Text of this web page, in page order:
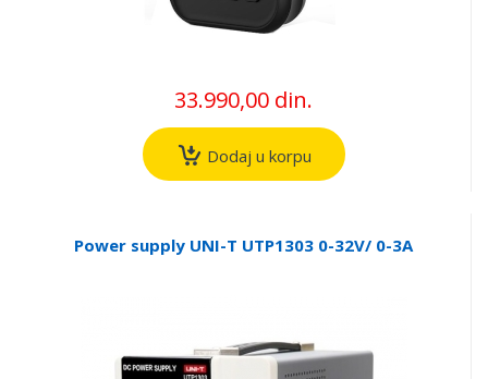
33.990,00 din.
Dodaj u korpu
Power supply UNI-T UTP1303 0-32V/ 0-3A